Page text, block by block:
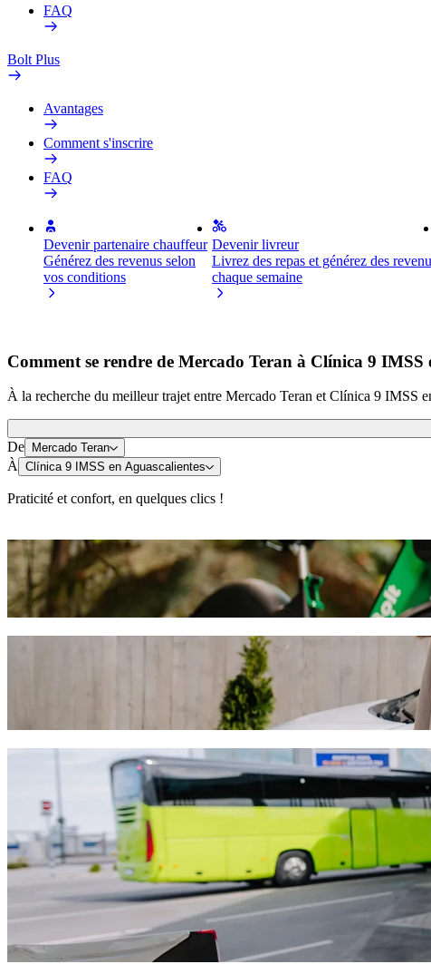
FAQ
Bolt Plus
Avantages
Comment s'inscrire
FAQ
Devenir partenaire chauffeur
Générez des revenus selon
vos conditions
Devenir livreur
Livrez des repas et générez des
chaque semaine
Comment se rendre de Mercado Teran à Clínica 9 IMSS
À la recherche du meilleur trajet entre Mercado Teran et Clínica 9 IMSS
De Mercado Teran
À Clínica 9 IMSS en Aguascalientes
Praticité et confort, en quelques clics !
Trottinette ou vélo électrique
Déplacez-vous à Aguascalientes à trottinette ou à vélo électrique
Télécharger l'appli Bolt
Déplacez-vous de Mercado Teran à Clínica
Nous vous recommandons de choisir le transport avec chauffeur Bolt si
environ 58,90 $MX MXN. Quel que soit votre besoin, nous trouverons
Services Bolt pour vous déplacer de
Beaucoup de bagages ? Réservez nos Vans pouvant accueillir jusqu'à
Besoin d'arriver avec élégance ? Essayez les voitures premium de Bolt.
Vous voyagez avec des enfants ? Commandez un trajet pratique dans
Votre animal de compagnie vous accompagne ? Essayez nos trajets
Besoin d'assistance supplémentaire ? Les véhicules de notre
Des trajets abordables ? Profitez de voitures compactes à petits prix
Télécharger l'appli Bolt